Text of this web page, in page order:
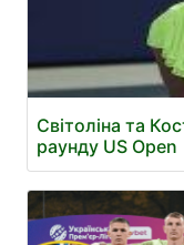
Світоліна та
раунду US Open